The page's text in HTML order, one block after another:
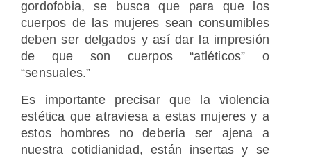
gordofobia, se busca que para que los
cuerpos de las mujeres sean consumibles
deben ser delgados y así dar la impresión
de que son cuerpos “atléticos” o
“sensuales.”
Es importante precisar que la violencia
estética que atraviesa a estas mujeres y a
estos hombres no debería ser ajena a
nuestra cotidianidad, están insertas y se